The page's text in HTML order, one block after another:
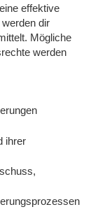
effektive
dir
Mögliche
werden
ihrer